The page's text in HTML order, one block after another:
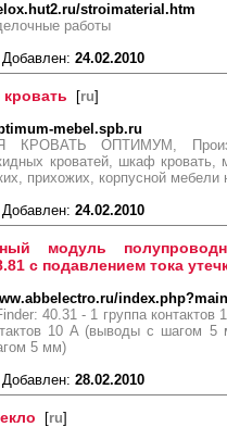
stroimaterial.htm
работы
Добавлен: 24.02.2010
[ru]
mebel.spb.ru
КРОВАТЬ ОПТИМУМ,
кроватей, шкаф
прихожих, корпусной мебели
Добавлен: 24.02.2010
модуль
с подавлением тока
40.31 - 1 группа
10 A (выводы с шагом
5 мм)
Добавлен: 28.02.2010
[ru]